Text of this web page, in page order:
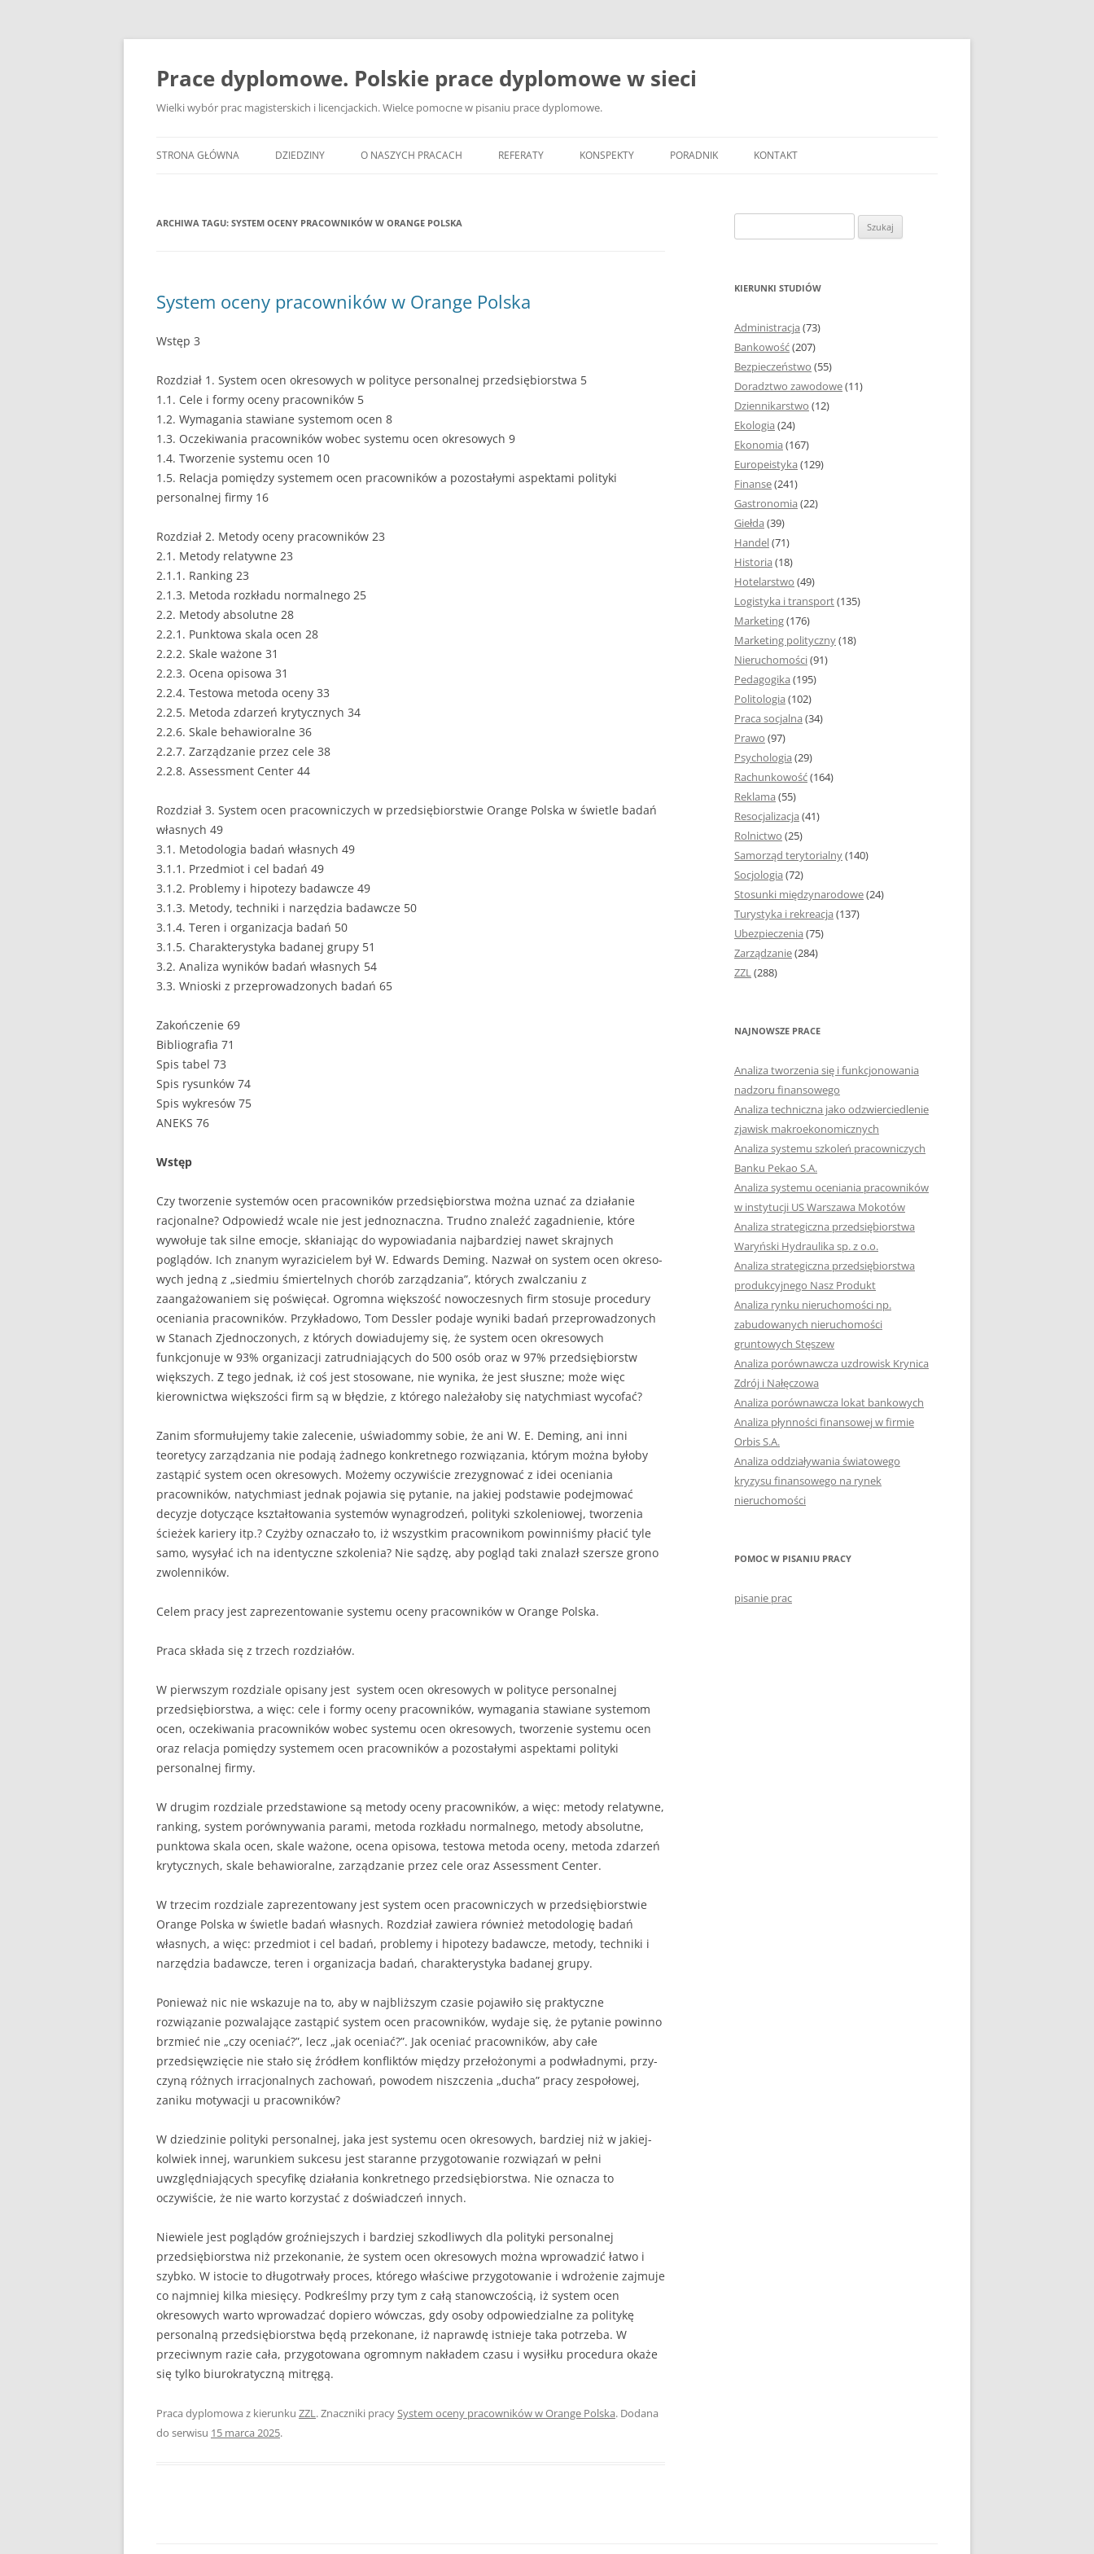
Przejdź
Prace dyplomowe. Polskie prace dyplomowe w sieci
Wielki wybór prac magisterskich i licencjackich. Wielce pomocne w pisaniu prace dyplomowe.
STRONA GŁÓWNA DZIEDZINY
BANKOWOŚĆ
EUROPEISTYKA
FINANSE
GASTRONOMIA
HISTORIA
HOTELARSTWO
MARKETING POLITYCZNY
PEDAGOGIKA
PSYCHOLOGIA
RACHUNKOWOŚĆ
REKLAMA
RESOCJALIZACJA
ROLNICTWO
O NASZYCH PRACACH REFERATY KONSPEKTY PORADNIK
JAK ZBIERAĆ I OPRACOWYWAĆ
BIBLIOGRAFICZNYCH
ZAWARTOŚĆ I ROZMIAR PRACY
DYPLOMOWEJ
ESTETYKA PRACY DYPLOMOWEJ –
WYRÓŻNIENIA, NUMEROWANIE
CZCIONKA, MARGINESY I
WIELKOŚĆ STRON
STRUKTURA AKAPITU W PRACY
DYPLOMOWEJ
STYL PRACY DYPLOMOWEJ
SPIS TREŚCI W PRACY
DYPLOMOWEJ
WSTĘP PRACY DYPLOMOWEJ
ROZDZIAŁY I PODROZDZIAŁY
ZAKOŃCZENIE PRACY
DYPLOMOWEJ
BIBLIOGRAFIA
SPIS RYSUNKÓW, TABEL I
ZAŁĄCZNIKÓW
TABELE, RYSUNKI ORAZ WYKRESY
KSIĄŻKI, KTÓRE POMOGĄ CI
NAPISAĆ PRACĘ DYPLOMOWĄ
JAK PRZYGOTOWAĆ SIĘ DO
USTNEGO EGZAMINU
DYPLOMOWEGO?
HIPOTEZY W PRACACH
DYPLOMOWYCH
JAK PRZYGOTOWAĆ SIĘ DO
OBRONY PRACY DYPLOMOWEJ
KONTAKT
ARCHIWA TAGU: SYSTEM OCENY PRACOWNIKÓW W ORANGE POLSKA
System oceny pracowników w Orange Polska
Wstęp 3
Rozdział 1. System ocen okresowych w polityce personalnej przedsiębiorstwa 5
1.1. Cele i formy oceny pracowników 5
1.2. Wymagania stawiane systemom ocen 8
1.3. Oczekiwania pracowników wobec systemu ocen okresowych 9
1.4. Tworzenie systemu ocen 10
1.5. Relacja pomiędzy systemem ocen pracowników a pozostałymi aspektami polityki
personalnej firmy 16
Rozdział 2. Metody oceny pracowników 23
2.1. Metody relatywne 23
2.1.1. Ranking 23
2.1.3. Metoda rozkładu normalnego 25
2.2. Metody absolutne 28
2.2.1. Punktowa skala ocen 28
2.2.2. Skale ważone 31
2.2.3. Ocena opisowa 31
2.2.4. Testowa metoda oceny 33
2.2.5. Metoda zdarzeń krytycznych 34
2.2.6. Skale behawioralne 36
2.2.7. Zarządzanie przez cele 38
2.2.8. Assessment Center 44
Rozdział 3. System ocen pracowniczych w przedsiębiorstwie Orange Polska w świetle badań
własnych 49
3.1. Metodologia badań własnych 49
3.1.1. Przedmiot i cel badań 49
3.1.2. Problemy i hipotezy badawcze 49
3.1.3. Metody, techniki i narzędzia badawcze 50
3.1.4. Teren i organizacja badań 50
3.1.5. Charakterystyka badanej grupy 51
3.2. Analiza wyników badań własnych 54
3.3. Wnioski z przeprowadzonych badań 65
Zakończenie 69
Bibliografia 71
Spis tabel 73
Spis rysunków 74
Spis wykresów 75
ANEKS 76
Wstęp
Czy tworzenie systemów ocen pracowników przedsiębiorstwa można uznać za działanie
racjonalne? Odpowiedź wcale nie jest jednoznaczna. Trudno znaleźć zagadnienie, które
wywołuje tak silne emocje, skłaniając do wypowiadania najbardziej nawet skrajnych
poglądów. Ich znanym wyrazicielem był W. Edwards Deming. Nazwał on system ocen okreso­
wych jedną z „siedmiu śmiertelnych chorób zarządzania”, których zwal­czaniu z
zaangażowaniem się poświęcał. Ogromna większość nowoczesnych firm stosuje procedury
oceniania pracowników. Przykładowo, Tom Dessler podaje wyniki badań przeprowadzonych
w Stanach Zjednoczonych, z któ­rych dowiadujemy się, że system ocen okresowych
funkcjonuje w 93% organizacji zatrudniających do 500 osób oraz w 97% przedsiębiorstw
większych. Z tego jednak, iż coś jest stosowane, nie wynika, że jest słuszne; może więc
kierownictwa większości firm są w błędzie, z którego należa­łoby się natychmiast wycofać?
Zanim sformułujemy takie zalecenie, uświadommy sobie, że ani W. E. Deming, ani inni
teoretycy zarządzania nie podają żadnego kon­kretnego rozwiązania, którym można byłoby
zastąpić system ocen okre­sowych. Możemy oczywiście zrezygnować z idei oceniania
pracowni­ków, natychmiast jednak pojawia się pytanie, na jakiej podstawie podej­mować
decyzje dotyczące kształtowania systemów wynagrodzeń, polity­ki szkoleniowej, tworzenia
ścieżek kariery itp.? Czyżby oznaczało to, iż wszystkim pracownikom powinniśmy płacić tyle
samo, wysyłać ich na identyczne szkolenia? Nie sądzę, aby pogląd taki znalazł szersze grono
zwolenników.
Celem pracy jest zaprezentowanie systemu oceny pracowników w Orange Polska.
Praca składa się z trzech rozdziałów.
W pierwszym rozdziale opisany jest system ocen okresowych w polityce personalnej
przedsiębiorstwa, a więc: cele i formy oceny pracowników, wymagania stawiane systemom
ocen, oczekiwania pracowników wobec systemu ocen okresowych, tworzenie systemu ocen
oraz relacja pomiędzy systemem ocen pracowników a pozostałymi aspektami polityki
personalnej firmy.
W drugim rozdziale przedstawione są metody oceny pracowników, a więc: metody relatywne,
ranking, system porównywania parami, metoda rozkładu normalnego, metody absolutne,
punktowa skala ocen, skale ważone, ocena opisowa, testowa metoda oceny, metoda zdarzeń
krytycznych, skale behawioralne, zarządzanie przez cele oraz Assessment Center.
W trzecim rozdziale zaprezentowany jest system ocen pracowniczych w przedsiębiorstwie
Orange Polska w świetle badań własnych. Rozdział zawiera również metodologię badań
własnych, a więc: przedmiot i cel badań, problemy i hipotezy badawcze, metody, techniki i
narzędzia badawcze, teren i organizacja badań, charakterystyka badanej grupy.
Ponieważ nic nie wskazuje na to, aby w najbliższym czasie pojawiło się praktyczne
rozwiązanie pozwalające zastąpić system ocen pracowni­ków, wydaje się, że pytanie powinno
brzmieć nie „czy oceniać?”, lecz „jak oceniać?”. Jak oceniać pracowników, aby całe
przedsięwzięcie nie stało się źródłem konfliktów między przełożonymi a podwładnymi, przy­
czyną różnych irracjonalnych zachowań, powodem niszczenia „ducha” pracy zespołowej,
zaniku motywacji u pracowników?
W dziedzinie polityki personalnej, jaka jest systemu ocen okresowych, bardziej niż w jakiej­
kolwiek innej, warunkiem sukcesu jest staranne przygotowanie rozwią­zań w pełni
uwzględniających specyfikę działania konkretnego przedsię­biorstwa. Nie oznacza to
oczywiście, że nie warto korzystać z doświadczeń in­nych.
Niewiele jest poglądów groźniejszych i bardziej szkodliwych dla polityki personalnej
przedsiębiorstwa niż przekonanie, że system ocen okreso­wych można wprowadzić łatwo i
szybko. W istocie to długotrwały pro­ces, którego właściwe przygotowanie i wdrożenie zajmuje
co najmniej kilka miesięcy. Podkreślmy przy tym z całą stanowczością, iż system ocen
okresowych warto wprowadzać dopiero wówczas, gdy osoby odpowie­dzialne za politykę
personalną przedsiębiorstwa będą przekonane, iż na­prawdę istnieje taka potrzeba. W
przeciwnym razie cała, przygotowana ogromnym nakładem czasu i wysiłku procedura okaże
się tylko biurokra­tyczną mitręgą.
Praca dyplomowa z kierunku ZZL. Znaczniki pracySystem oceny pracowników w Orange Polska. Dodana
do serwisu 15 marca 2025.
KIERUNKI STUDIÓW
Administracja (73)
Bankowość(207)
Bezpieczeństwo (55)
Doradztwo zawodowe(11)
Dziennikarstwo (12)
Ekologia (24)
Ekonomia (167)
Europeistyka (129)
Finanse(241)
Gastronomia (22)
Giełda (39)
Handel(71)
Historia (18)
Hotelarstwo (49)
Logistyka i transport(135)
Marketing(176)
Marketing polityczny(18)
Nieruchomości(91)
Pedagogika (195)
Politologia (102)
Praca socjalna (34)
Prawo (97)
Psychologia (29)
Rachunkowość(164)
Reklama (55)
Resocjalizacja (41)
Rolnictwo (25)
Samorząd terytorialny(140)
Socjologia (72)
Stosunki międzynarodowe(24)
Turystyka i rekreacja (137)
Ubezpieczenia (75)
Zarządzanie(284)
ZZL(288)
NAJNOWSZE PRACE
Analiza tworzenia się i funkcjonowania
nadzoru finansowego
Analiza techniczna jako odzwierciedlenie
zjawisk makroekonomicznych
Analiza systemu szkoleń pracowniczych
Banku Pekao S.A.
Analiza systemu oceniania pracowników
w instytucji US Warszawa Mokotów
Analiza strategiczna przedsiębiorstwa
Waryński Hydraulika sp. z o.o.
Analiza strategiczna przedsiębiorstwa
produkcyjnego Nasz Produkt
Analiza rynku nieruchomości np.
zabudowanych nieruchomości
gruntowych Stęszew
Analiza porównawcza uzdrowisk Krynica
Zdrój i Nałęczowa
Analiza porównawcza lokat bankowych
Analiza płynności finansowej w firmie
Orbis S.A.
Analiza oddziaływania światowego
kryzysu finansowego na rynek
nieruchomości
POMOC W PISANIU PRACY
pisanie prac